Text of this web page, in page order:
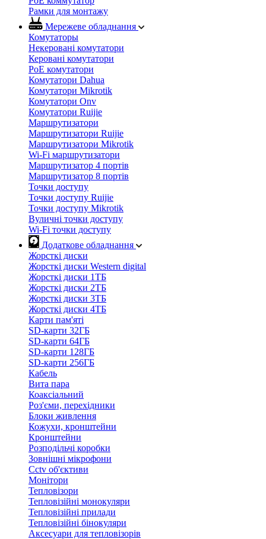
Рамки для монтажу
Мережеве обладнання
Комутаторы
Некеровані комутатори
Керовані комутатори
PoE комутатори
Комутатори Dahua
Комутатори Mikrotik
Комутатори Onv
Комутатори Ruijie
Маршрутизатори
Маршрутизатори Ruijie
Маршрутизатори Mikrotik
Wi-Fi маршрутизатори
Маршрутизатор 4 портів
Маршрутизатор 8 портів
Точки доступу
Точки доступу Ruijie
Точки доступу Mikrotik
Вуличні точки доступу
Wi-Fi точки доступу
Додаткове обладнання
Жорсткі диски
Жорсткі диски Western digital
Жорсткі диски 1ТБ
Жорсткі диски 2ТБ
Жорсткі диски 3ТБ
Жорсткі диски 4ТБ
Карти пам'яті
SD-карти 32ГБ
SD-карти 64ГБ
SD-карти 128ГБ
SD-карти 256ГБ
Кабель
Вита пара
Коаксіальний
Роз'єми, перехідники
Блоки живлення
Кожухи, кронштейни
Кронштейни
Розподільчі коробки
Зовнішні мікрофони
Cctv об'єктиви
Монітори
Тепловізори
Тепловізійні монокуляри
Тепловізійні прилади
Тепловізійні бінокуляри
Аксесуари для тепловізорів